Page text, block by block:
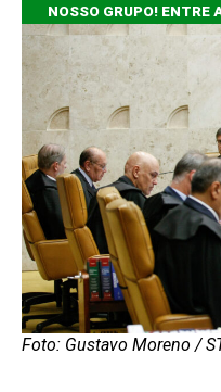
NOSSO GRUPO! ENTRE
Foto: Gustavo Moreno /